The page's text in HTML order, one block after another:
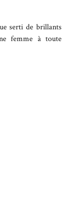
serti de brillants
femme à toute